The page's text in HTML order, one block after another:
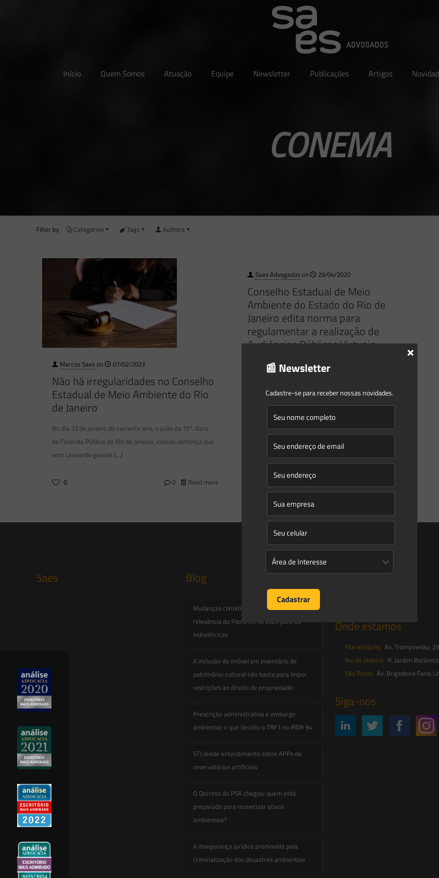
Início Quem Somos Atuação Equipe Newsletter Publicações Artigos
CONEMA
Filter by Categories Tags Authors
Marcos Saeson 07/02/2023
Não há irregularidades no Conselho
Estadual de Meio Ambiente do Rio
de Janeiro
No dia 23 de janeiro do corrente ano, o juízo da 15ª. Vara
da Fazenda Pública do Rio de Janeiro, exarou sentença que
vem causando grande […]
0 0 Read more
Saes Advogadoson 29/04/2020
Conselho Estadual de Meio
Ambiente do Estado do Rio de
Janeiro edita norma para
regulamentar a realização de
Audiências Públicas Virtuais
Inicialmente, de acordo com a Resolução CONEMA n.
em complemento ao evento presencial quanto de forma
exclusiva. Ocorre[…]
0 Read more
Saes Blog
Mudanças climáticas, risco operacional e a
relevância do Plano Clima 2026 para as
hidrelétricas
A inclusão de imóvel em inventário de
patrimônio cultural não basta para impor
restrições ao direito de propriedade:
Prescrição administrativa e embargo
ambiental: o que decidiu o TRF1 no IRDR 94
STJ divide entendimento sobre APPs de
reservatórios artificiais
O Decreto do PSA chegou: quem está
preparado para monetizar ativos
ambientais?
A insegurança jurídica promovida pela
criminalização dos desastres ambientais
Entre em contato
Onde estamos
Florianópolis: Av. Trompowsky,
Rio de Janeiro: R. Jardim
São Paulo: Av. Brigadeiro Faria
Siga-nos
📰 Newsletter
Cadastre-se para receber nossas novidades.
×